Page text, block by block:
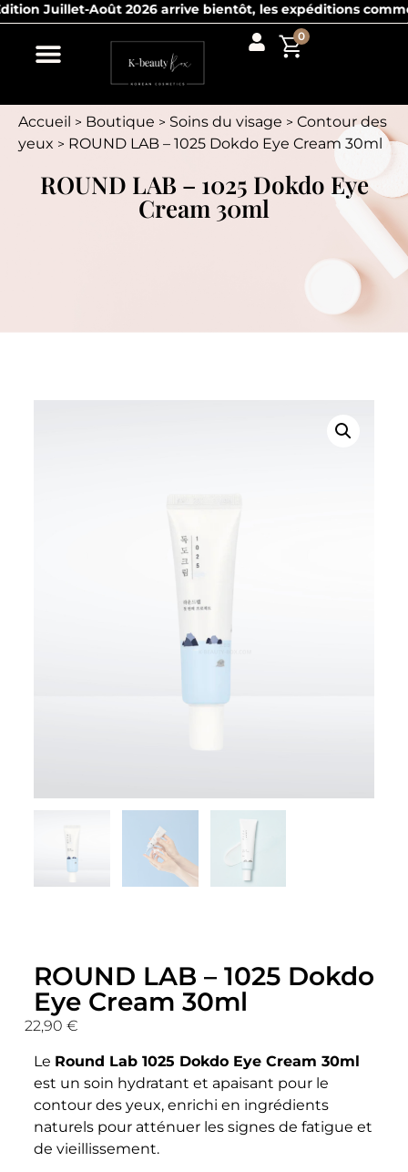
Août 2026 arrive bientôt, les expéditions
0
Accueil > Boutique > Soins du visage > Contour des
yeux > ROUND LAB – 1025 Dokdo Eye Cream 30ml
ROUND LAB – 1025 Dokdo Eye
Cream 30ml
ROUND LAB – 1025 Dokdo
Eye Cream 30ml
22,90 €
Le Round Lab 1025 Dokdo Eye Cream 30ml
est un soin hydratant et apaisant pour le
contour des yeux, enrichi en ingrédients
naturels pour atténuer les signes de fatigue et
de vieillissement.